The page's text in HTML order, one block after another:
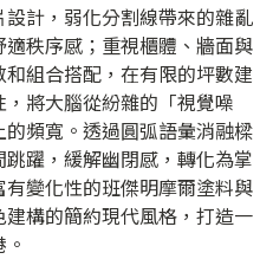
計，弱化分割線帶來的雜亂
秩序感；重視櫃體、牆面與
組合搭配，在有限的坪數建
將大腦從紛雜的「視覺噪
頻寬。透過圓弧語彙消融樑
躍，緩解幽閉感，轉化為掌
變化性的班傑明摩爾塗料與
構的簡約現代風格，打造一